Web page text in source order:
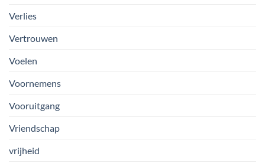
Verlies
Vertrouwen
Voelen
Voornemens
Vooruitgang
Vriendschap
vrijheid